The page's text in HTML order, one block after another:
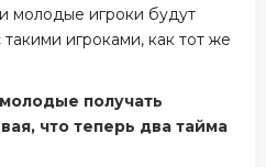
молодые игроки будут
игроками, как тот же
получать
что теперь два тайма